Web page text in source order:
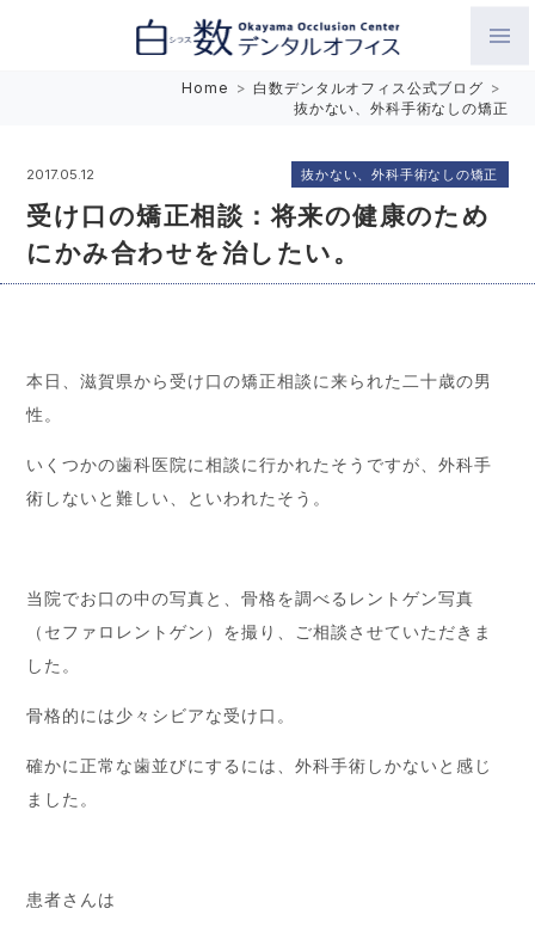
み合わせを考えたインプラントと矯正歯科
Home > 白数デンタルオフィス公式ブログ >
抜かない、外科手術なしの矯正
2017.05.12
受け口の矯正相談：将来の健康のため
にかみ合わせを治したい。
抜かない、外科手術なしの矯正
本日、滋賀県から受け口の矯正相談に来られた二十歳の男
性。
いくつかの歯科医院に相談に行かれたそうですが、外科手
術しないと難しい、といわれたそう。
当院でお口の中の写真と、骨格を調べるレントゲン写真
（セファロレントゲン）を撮り、ご相談させていただきま
した。
骨格的には少々シビアな受け口。
確かに正常な歯並びにするには、外科手術しかないと感じ
ました。
患者さんは